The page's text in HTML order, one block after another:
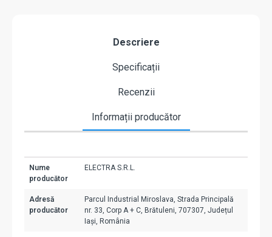
Descriere
Specificații
Recenzii
Informații producător
Nume
producător
ELECTRA S.R.L.
Adresă
producător
Parcul Industrial Miroslava, Strada Principală
nr. 33, Corp A + C, Brătuleni, 707307, Județul
Iași, România